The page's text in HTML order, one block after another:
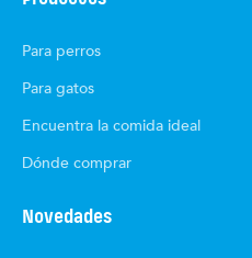
Para perros
Para gatos
Encuentra la comida ideal
Dónde comprar
Novedades